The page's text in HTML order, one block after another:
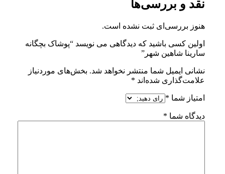
نقد و بررسی‌ها
هنوز بررسی‌ای ثبت نشده است.
اولین کسی باشید که دیدگاهی می نویسد “پوشاک بچگانه
سارینا شاهین شهر”
نشانی ایمیل شما منتشر نخواهد شد. بخش‌های موردنیاز
علامت‌گذاری شده‌اند *
امتیاز شما *
دیدگاه شما *